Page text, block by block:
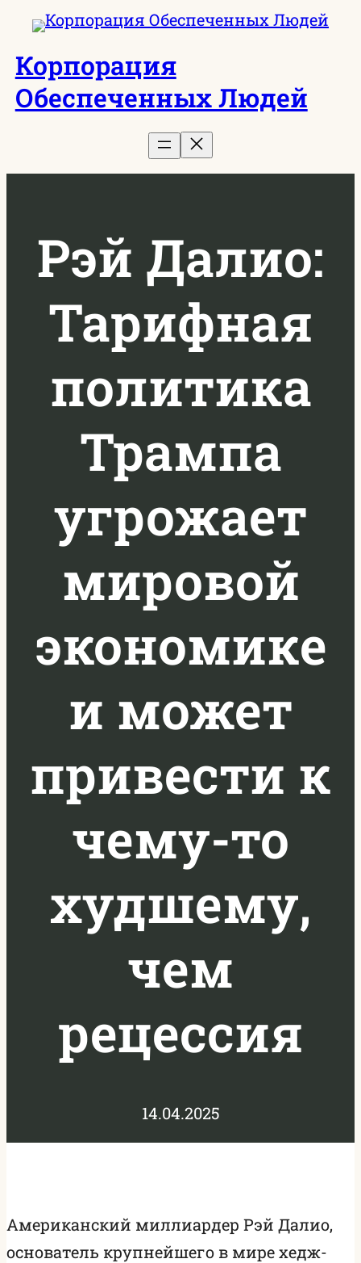
Перейти
содержимому
Корпорация
Обеспеченных Людей
Рэй Далио:
Тарифная
политика
Трампа
угрожает
мировой
экономике
и может
привести к
чему-то
худшему,
чем
рецессия
14.04.2025
Американский миллиардер Рэй Далио,
основатель крупнейшего в мире хедж-